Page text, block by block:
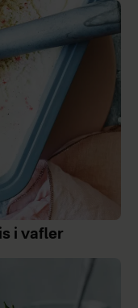
i vafler